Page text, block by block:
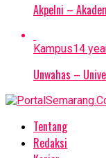
Akpelni –
Kampus14
Unwahas –
Tentang
Redaksi